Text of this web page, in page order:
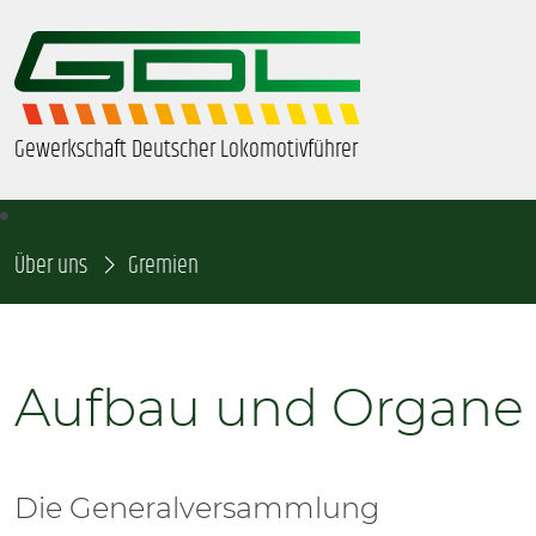
Gewerkschaft Deutscher Lokomotivführer
ÜBER UNS
GDL-JUGEND
Über uns Gremien
Aufbau und Organe
Die Generalversammlung